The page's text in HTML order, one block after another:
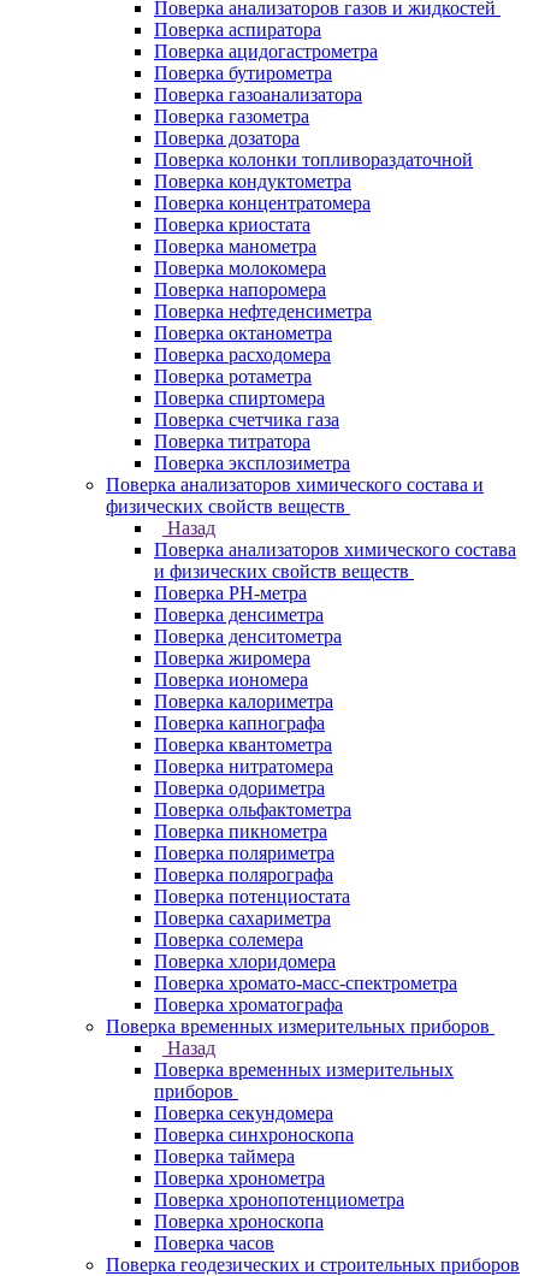
Поверка анализаторов газов и жидкостей
Поверка аспиратора
Поверка ацидогастрометра
Поверка бутирометра
Поверка газоанализатора
Поверка газометра
Поверка дозатора
Поверка колонки топливораздаточной
Поверка кондуктометра
Поверка концентратомера
Поверка криостата
Поверка манометра
Поверка молокомера
Поверка напоромера
Поверка нефтеденсиметра
Поверка октанометра
Поверка расходомера
Поверка ротаметра
Поверка спиртомера
Поверка счетчика газа
Поверка титратора
Поверка эксплозиметра
Поверка анализаторов химического состава и
физических свойств веществ
Назад
Поверка анализаторов химического состава
и физических свойств веществ
Поверка PH-метра
Поверка денсиметра
Поверка денситометра
Поверка жиромера
Поверка иономера
Поверка калориметра
Поверка капнографа
Поверка квантометра
Поверка нитратомера
Поверка одориметра
Поверка ольфактометра
Поверка пикнометра
Поверка поляриметра
Поверка полярографа
Поверка потенциостата
Поверка сахариметра
Поверка солемера
Поверка хлоридомера
Поверка хромато-масс-спектрометра
Поверка хроматографа
Поверка временных измерительных приборов
Назад
Поверка временных измерительных
приборов
Поверка секундомера
Поверка синхроноскопа
Поверка таймера
Поверка хронометра
Поверка хронопотенциометра
Поверка хроноскопа
Поверка часов
Поверка геодезических и строительных приборов